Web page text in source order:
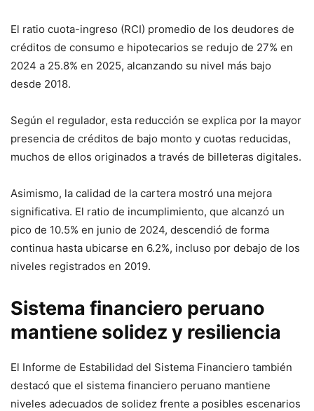
El ratio cuota-ingreso (RCI) promedio de los deudores de
créditos de consumo e hipotecarios se redujo de 27% en
2024 a 25.8% en 2025, alcanzando su nivel más bajo
desde 2018.
Según el regulador, esta reducción se explica por la mayor
presencia de créditos de bajo monto y cuotas reducidas,
muchos de ellos originados a través de billeteras digitales.
Asimismo, la calidad de la cartera mostró una mejora
significativa. El ratio de incumplimiento, que alcanzó un
pico de 10.5% en junio de 2024, descendió de forma
continua hasta ubicarse en 6.2%, incluso por debajo de los
niveles registrados en 2019.
Sistema financiero peruano
mantiene solidez y resiliencia
El Informe de Estabilidad del Sistema Financiero también
destacó que el sistema financiero peruano mantiene
niveles adecuados de solidez frente a posibles escenarios